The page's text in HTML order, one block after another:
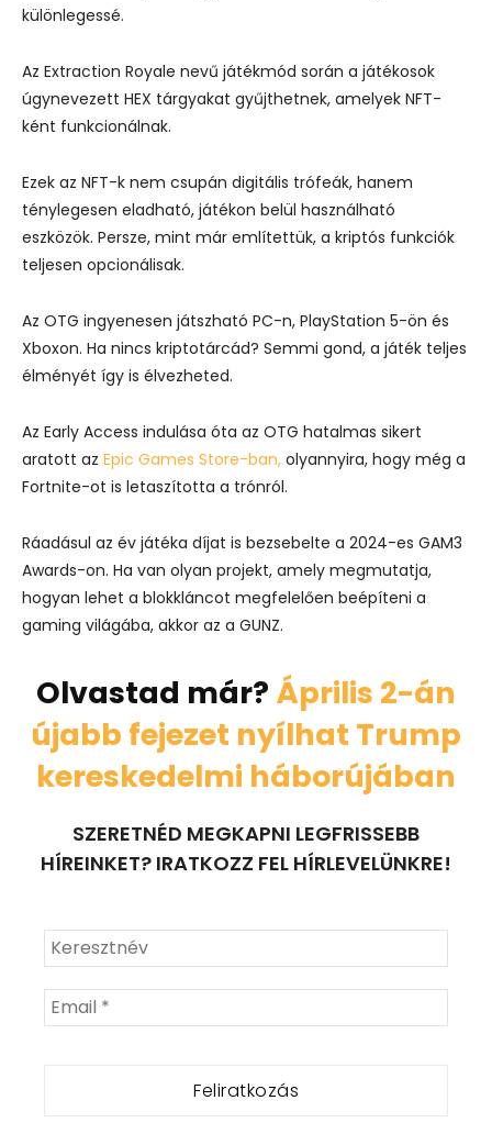
különlegessé.
Az Extraction Royale nevű játékmód során a játékosok
úgynevezett HEX tárgyakat gyűjthetnek, amelyek NFT-
ként funkcionálnak.
Ezek az NFT-k nem csupán digitális trófeák, hanem
ténylegesen eladható, játékon belül használható
eszközök. Persze, mint már említettük, a kriptós funkciók
teljesen opcionálisak.
Az OTG ingyenesen játszható PC-n, PlayStation 5-ön és
Xboxon. Ha nincs kriptotárcád? Semmi gond, a játék teljes
élményét így is élvezheted.
Az Early Access indulása óta az OTG hatalmas sikert
aratott az Epic Games Store-ban, olyannyira, hogy még a
Fortnite-ot is letaszította a trónról.
Ráadásul az év játéka díjat is bezsebelte a 2024-es GAM3
Awards-on. Ha van olyan projekt, amely megmutatja,
hogyan lehet a blokkláncot megfelelően beépíteni a
gaming világába, akkor az a GUNZ.
Olvastad már? Április 2-án
újabb fejezet nyílhat Trump
kereskedelmi háborújában
SZERETNÉD MEGKAPNI LEGFRISSEBB
HÍREINKET? IRATKOZZ FEL HÍRLEVELÜNKRE!